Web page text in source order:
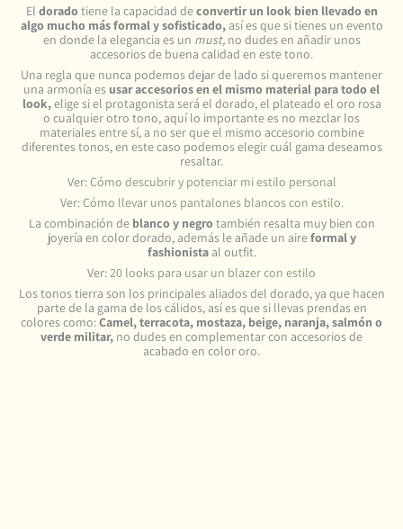
El doradotiene la capacidad deconvertir un look bien llevado en
algo mucho más formal y sofisticado,así es que si tienes un evento
en donde la elegancia es un must, no dudes en añadir unos
accesorios de buena calidad en este tono.
Una regla que nunca podemos dejar de lado si queremos mantener
una armonía es usar accesorios en el mismo material para todo el
look,elige si el protagonista será el dorado, el plateado el oro rosa
o cualquier otro tono, aquí lo importante es no mezclar los
materiales entre sí, a no ser que el mismo accesorio combine
diferentes tonos, en este caso podemos elegir cuál gama deseamos
resaltar.
Ver:Cómo descubrir y potenciar mi estilo personal
Ver:Cómo llevar unos pantalones blancos con estilo.
La combinación deblanco y negrotambién resalta muy bien con
joyería en color dorado, además le añade un aireformal y
fashionistaal outfit.
Ver:20 looks para usar un blazer con estilo
Los tonos tierra son los principales aliados del dorado, ya que hacen
parte de la gama de los cálidos, así es que si llevas prendas en
colores como:Camel, terracota, mostaza, beige, naranja, salmón o
verde militar, no dudes en complementar con accesorios de
acabado en color oro.